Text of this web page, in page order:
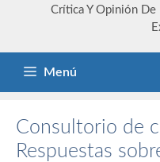
Crítica Y Opinión De
Menú
Consultorio de
Respuestas